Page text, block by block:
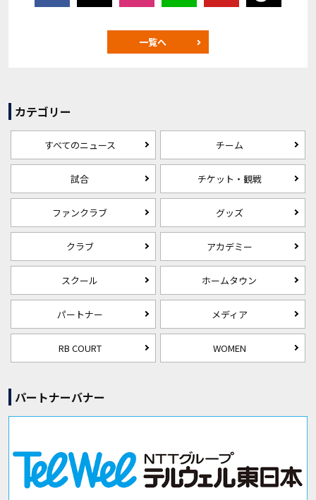
一覧へ
カテゴリー
すべてのニュース チーム
試合 チケット・観戦
ファンクラブ グッズ
クラブ アカデミー
スクール ホームタウン
パートナー メディア
RB COURT WOMEN
パートナーバナー